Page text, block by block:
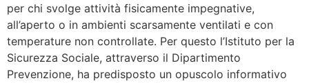
per chi svolge attività fisicamente impegnative,
all’aperto o in ambienti scarsamente ventilati e con
temperature non controllate. Per questo l’Istituto per la
Sicurezza Sociale, attraverso il Dipartimento
Prevenzione, ha predisposto un opuscolo informativo